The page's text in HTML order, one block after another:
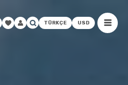
TÜRKÇE USD